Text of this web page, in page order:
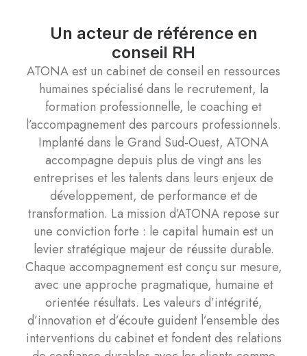
Un acteur de référence en
conseil RH
ATONA est un cabinet de conseil en ressources
humaines spécialisé dans le recrutement, la
formation professionnelle, le coaching et
l’accompagnement des parcours professionnels.
Implanté dans le Grand Sud-Ouest, ATONA
accompagne depuis plus de vingt ans les
entreprises et les talents dans leurs enjeux de
développement, de performance et de
transformation. La mission d’ATONA repose sur
une conviction forte : le capital humain est un
levier stratégique majeur de réussite durable.
Chaque accompagnement est conçu sur mesure,
avec une approche pragmatique, humaine et
orientée résultats. Les valeurs d’intégrité,
d’innovation et d’écoute guident l’ensemble des
interventions du cabinet et fondent des relations